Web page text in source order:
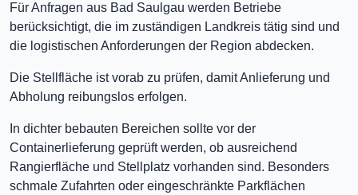
Für Anfragen aus Bad Saulgau werden Betriebe
berücksichtigt, die im zuständigen Landkreis tätig sind und
die logistischen Anforderungen der Region abdecken.
Die Stellfläche ist vorab zu prüfen, damit Anlieferung und
Abholung reibungslos erfolgen.
In dichter bebauten Bereichen sollte vor der
Containerlieferung geprüft werden, ob ausreichend
Rangierfläche und Stellplatz vorhanden sind. Besonders
schmale Zufahrten oder eingeschränkte Parkflächen